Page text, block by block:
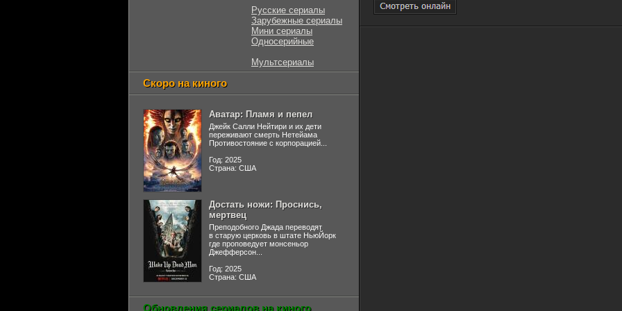
Русские сериалы
Зарубежные сериалы
Мини сериалы
Односерийные
Мультсериалы
Скоро на киного
Аватар: Пламя и пепел
Джейк Салли Нейтири и их дети
переживают смерть Нетейама
Противостояние с корпорацией...
Год: 2025
Страна: США
Достать ножи: Проснись,
мертвец
Преподобного Джада переводят
в старую церковь в штате НьюЙорк
где проповедует монсеньор
Джефферсон...
Год: 2025
Страна: США
Обновления сериалов на киного